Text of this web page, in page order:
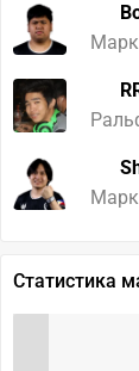
Статистика